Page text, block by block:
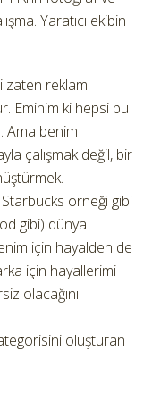
Yaratıcı ekibin
zaten reklam
Eminim ki hepsi bu
Ama benim
çalışmak değil, bir
Starbucks örneği gibi
gibi) dünya
için hayalden de
için hayallerimi
olacağını
oluşturan